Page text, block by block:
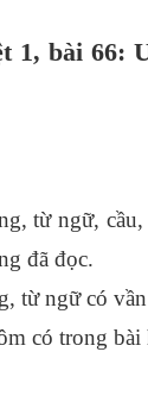
1, bài 66:
từ ngữ,
đã đọc.
từ ngữ có
có trong bài